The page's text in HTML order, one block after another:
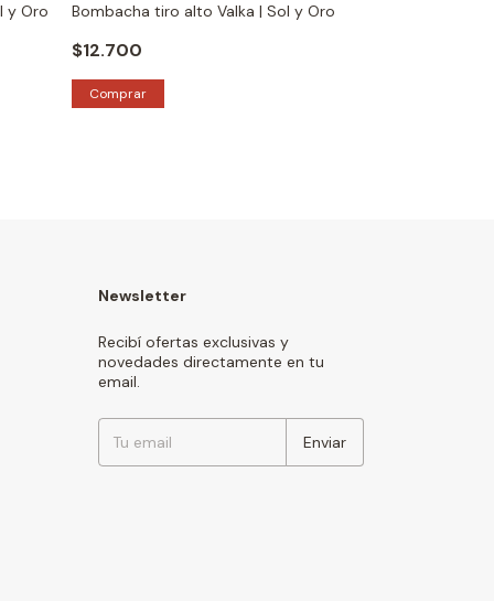
y Oro Bombacha tiro alto Valka | Sol y Oro
$12.700
Comprar
Newsletter
Recibí ofertas exclusivas y
novedades directamente en tu
email.